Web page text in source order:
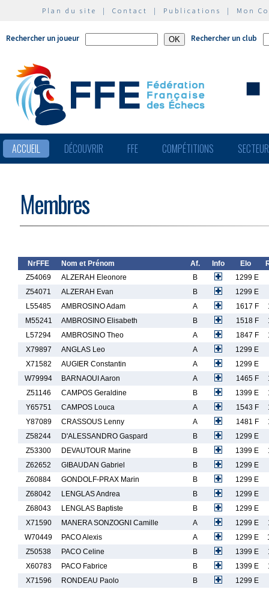
Plan du site | Contact | Publications | Mon
Rechercher un joueur Rechercher un club
ACCUEIL DÉCOUVRIR FFE COMPÉTITIONS
Membres
NrFFE Nom et Prénom Af. Info Elo
Z54069
ALZERAH Eleonore B
1299 E
Z54071
ALZERAH Evan B
1299 E
L55485
AMBROSINO Adam A 1617 F
M55241
AMBROSINO Elisabeth B 1518 F
L57294
AMBROSINO Theo A 1847 F
X79897
ANGLAS Leo A
1299 E
X71582
AUGIER Constantin A
1299 E
W79994
BARNAOUI Aaron A 1465 F
Z51146
CAMPOS Geraldine B 1399 E
Y65751
CAMPOS Louca A 1543 F
Y87089
CRASSOUS Lenny A 1481 F
Z58244
D'ALESSANDRO Gaspard B
1299 E
Z53300
DEVAUTOUR Marine B 1399 E
Z62652
GIBAUDAN Gabriel B
1299 E
Z60884
GONDOLF-PRAX Marin B
1299 E
Z68042
LENGLAS Andrea B
1299 E
Z68043
LENGLAS Baptiste B
1299 E
X71590
MANERA SONZOGNI Camille A 1299 E
W70449
PACO Alexis A 1299 E
Z50538
PACO Celine B 1399 E
X60783
PACO Fabrice B 1399 E
X71596
RONDEAU Paolo B 1299 E